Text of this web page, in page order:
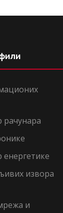
рачунара
енергетике
извора
и